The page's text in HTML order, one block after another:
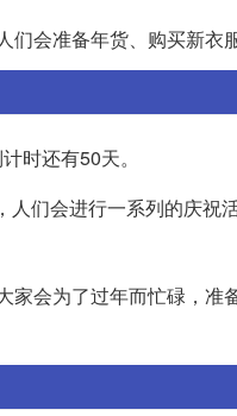
会准备年货、购买新衣
时还有50天。
们会进行一系列的庆祝
会为了过年而忙碌，准